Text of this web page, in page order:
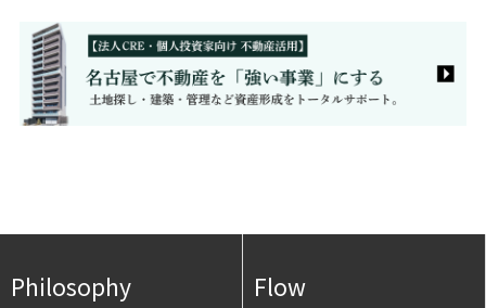
Philosophy Flow